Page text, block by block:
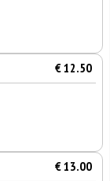
€ 12.50
€ 13.00